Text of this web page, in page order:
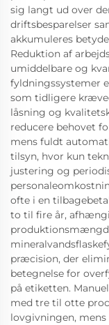
sig langt ud over
driftsbesparelser
akkumuleres
Reduktion af
umiddelbare og
fyldningssystemer
som tidligere
låsning og
reducere behovet
mens fuldt
tilsyn, hvor kun
justering og
ofte i en
to til fire år,
præcision, der
betegnelse for
på etiketten.
med tre til otte
lovgivningen,